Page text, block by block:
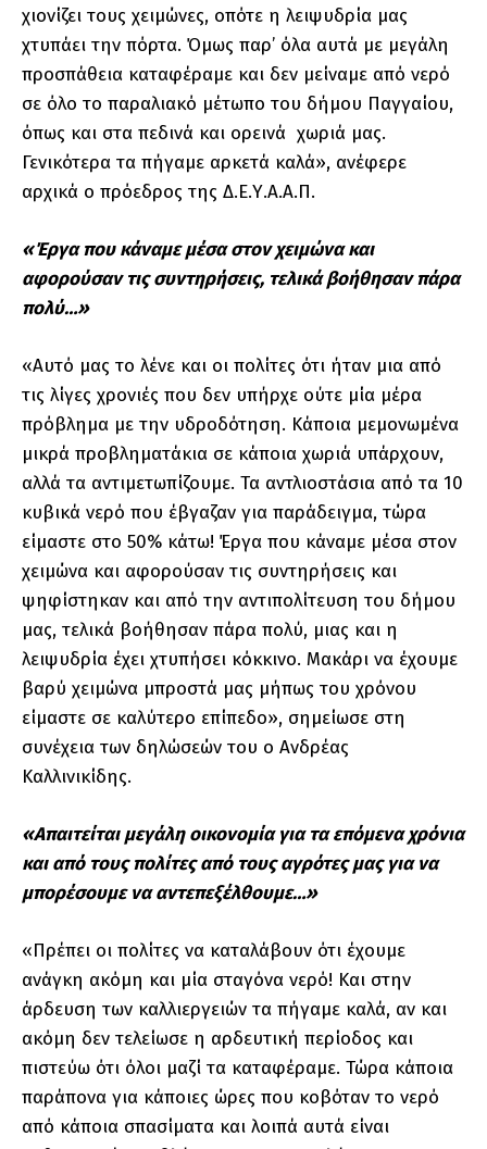
χιονίζει τους χειμώνες, οπότε η λειψυδρία μας
χτυπάει την πόρτα. Όμως παρ’ όλα αυτά με μεγάλη
προσπάθεια καταφέραμε και δεν μείναμε από νερό
σε όλο το παραλιακό μέτωπο του δήμου Παγγαίου,
όπως και στα πεδινά και ορεινά χωριά μας.
Γενικότερα τα πήγαμε αρκετά καλά», ανέφερε
αρχικά ο πρόεδρος της Δ.Ε.Υ.Α.Α.Π.
«Έργα που κάναμε μέσα στον χειμώνα και
αφορούσαν τις συντηρήσεις, τελικά βοήθησαν πάρα
πολύ…»
«Αυτό μας το λένε και οι πολίτες ότι ήταν μια από
τις λίγες χρονιές που δεν υπήρχε ούτε μία μέρα
πρόβλημα με την υδροδότηση. Κάποια μεμονωμένα
μικρά προβληματάκια σε κάποια χωριά υπάρχουν,
αλλά τα αντιμετωπίζουμε. Τα αντλιοστάσια από τα 10
κυβικά νερό που έβγαζαν για παράδειγμα, τώρα
είμαστε στο 50% κάτω! Έργα που κάναμε μέσα στον
χειμώνα και αφορούσαν τις συντηρήσεις και
ψηφίστηκαν και από την αντιπολίτευση του δήμου
μας, τελικά βοήθησαν πάρα πολύ, μιας και η
λειψυδρία έχει χτυπήσει κόκκινο. Μακάρι να έχουμε
βαρύ χειμώνα μπροστά μας μήπως του χρόνου
είμαστε σε καλύτερο επίπεδο», σημείωσε στη
συνέχεια των δηλώσεών του ο Ανδρέας
Καλλινικίδης.
«Απαιτείται μεγάλη οικονομία για τα επόμενα χρόνια
και από τους πολίτες από τους αγρότες μας για να
μπορέσουμε να αντεπεξέλθουμε…»
«Πρέπει οι πολίτες να καταλάβουν ότι έχουμε
ανάγκη ακόμη και μία σταγόνα νερό! Και στην
άρδευση των καλλιεργειών τα πήγαμε καλά, αν και
ακόμη δεν τελείωσε η αρδευτική περίοδος και
πιστεύω ότι όλοι μαζί τα καταφέραμε. Τώρα κάποια
παράπονα για κάποιες ώρες που κοβόταν το νερό
από κάποια σπασίματα και λοιπά αυτά είναι